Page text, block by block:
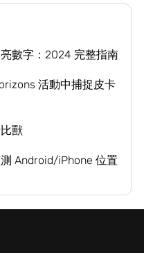
數字：2024 完整指南
活動中捕捉皮卡
獸
Android/iPhone 位置